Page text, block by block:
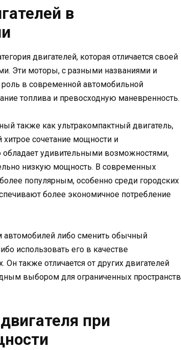
в
двигателей, которая отличается своей
Эти моторы, с разными названиями и
в современной автомобильной
топлива и превосходную маневренность.
также как ультракомпактный двигатель,
сочетание мощности и
обладает удивительными возможностями,
низкую мощность. В современных
популярным, особенно среди городских
более экономичное потребление
автомобилей либо сменить обычный
использовать его в качестве
также отличается от других двигателей
выбором для ограниченных пространств
при